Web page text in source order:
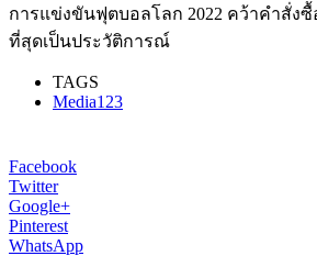
การแข่งขันฟุตบอลโลก 2022 คว้าคำสั่ง
ที่สุดเป็นประวัติการณ์
TAGS
Media123
Facebook
Twitter
Google+
Pinterest
WhatsApp